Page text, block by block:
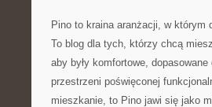
Pino to kraina aranżacji, w
To blog dla tych, którzy chcą
aby były komfortowe,
przestrzeni poświęconej
mieszkanie, to Pino jawi się jako